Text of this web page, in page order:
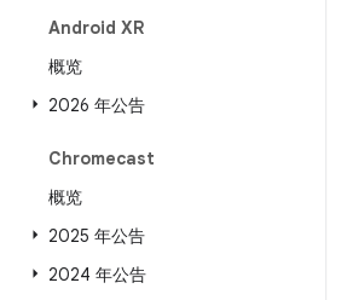
Android XR
概览
2026 年公告
Chromecast
概览
2025 年公告
2024 年公告